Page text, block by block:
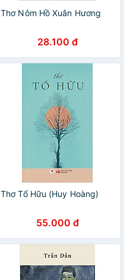
Thơ Nôm Hồ Xuân Hương
28.100 đ
Thơ Tố Hữu (Huy Hoàng)
55.000 đ